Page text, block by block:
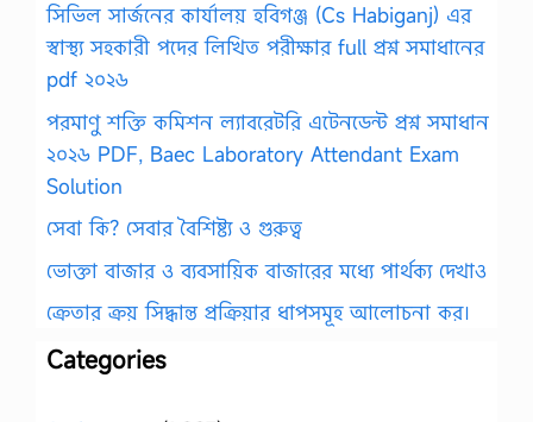
সিভিল সার্জনের কার্যালয় হবিগঞ্জ (Cs Habiganj) এর
স্বাস্থ্য সহকারী পদের লিখিত পরীক্ষার full প্রশ্ন সমাধানের
pdf ২০২৬
পরমাণু শক্তি কমিশন ল্যাবরেটরি এটেনডেন্ট প্রশ্ন সমাধান
২০২৬ PDF, Baec Laboratory Attendant Exam
Solution
সেবা কি? সেবার বৈশিষ্ট্য ও গুরুত্ব
ভোক্তা বাজার ও ব্যবসায়িক বাজারের মধ্যে পার্থক্য দেখাও
ক্রেতার ক্রয় সিদ্ধান্ত প্রক্রিয়ার ধাপসমূহ আলোচনা কর।
Categories